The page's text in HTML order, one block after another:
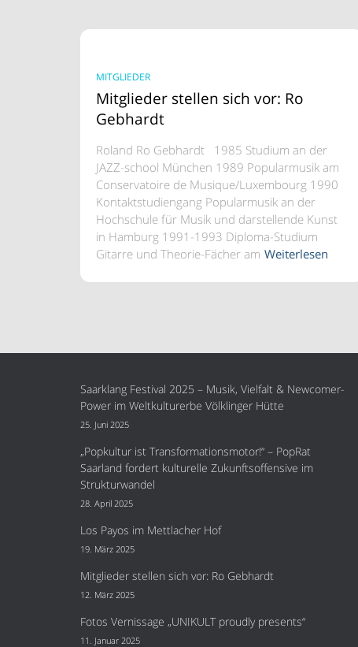
MITGLIEDER
Mitglieder stellen sich vor: Ro
Gebhardt
Roland Ro Gebhardt 1985 Studium an der
JAZZ-school München 1989 Popularmusik am
Conservatoire de Musique/Luxembourg 1990
Kontaktstudiengang Popularmusik an der
Hochschule für Musik und darstellende Kunst
in Hamburg 1991-1993 Diploma-Studium
Gitarre und Theorie-Fächer am Weiterlesen
Saarklang Festival 2025 – Musik, Vielfalt & Newcomer-
Power im Weltkulturerbe Völklinger Hütte
25. Juni 2025
„Popkultur ist Transformationsmotor!“ – PopRat
Saarland fordert kulturelle Zukunftsoffensive im
Strukturwandel
28. April 2025
Los Payos im Mettlacher Hof
19. März 2025
Mitglieder stellen sich vor: Ro Gebhardt
12. März 2025
Fotos Vernissage „UNIKULT proudly presents“
11. Januar 2025